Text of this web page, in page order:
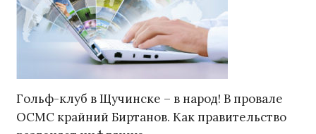
Гольф-клуб в Щучинске – в народ! В провале
ОСМС крайний Биртанов. Как правительство